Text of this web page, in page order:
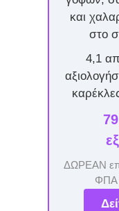
και
στο
4,1
ΔΩΡΕΑΝ
ΦΠΑ